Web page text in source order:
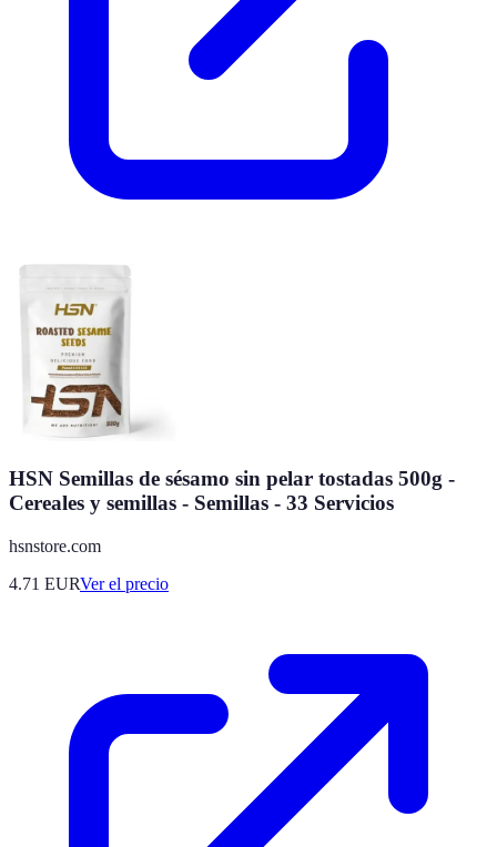
HSN Semillas de sésamo sin pelar tostadas 500g -
Cereales y semillas - Semillas - 33 Servicios
hsnstore.com
4.71 EURVer el precio